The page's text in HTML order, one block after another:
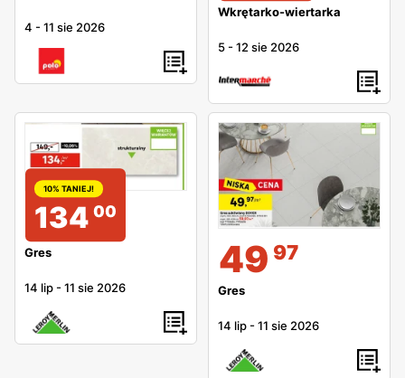
4 -11 sie 2026
Wkrętarko-wiertarka
5 -12 sie 2026
10% TANIEJ!
134 00
Gres
14 lip -11 sie 2026
49 97
Gres
14 lip -11 sie 2026